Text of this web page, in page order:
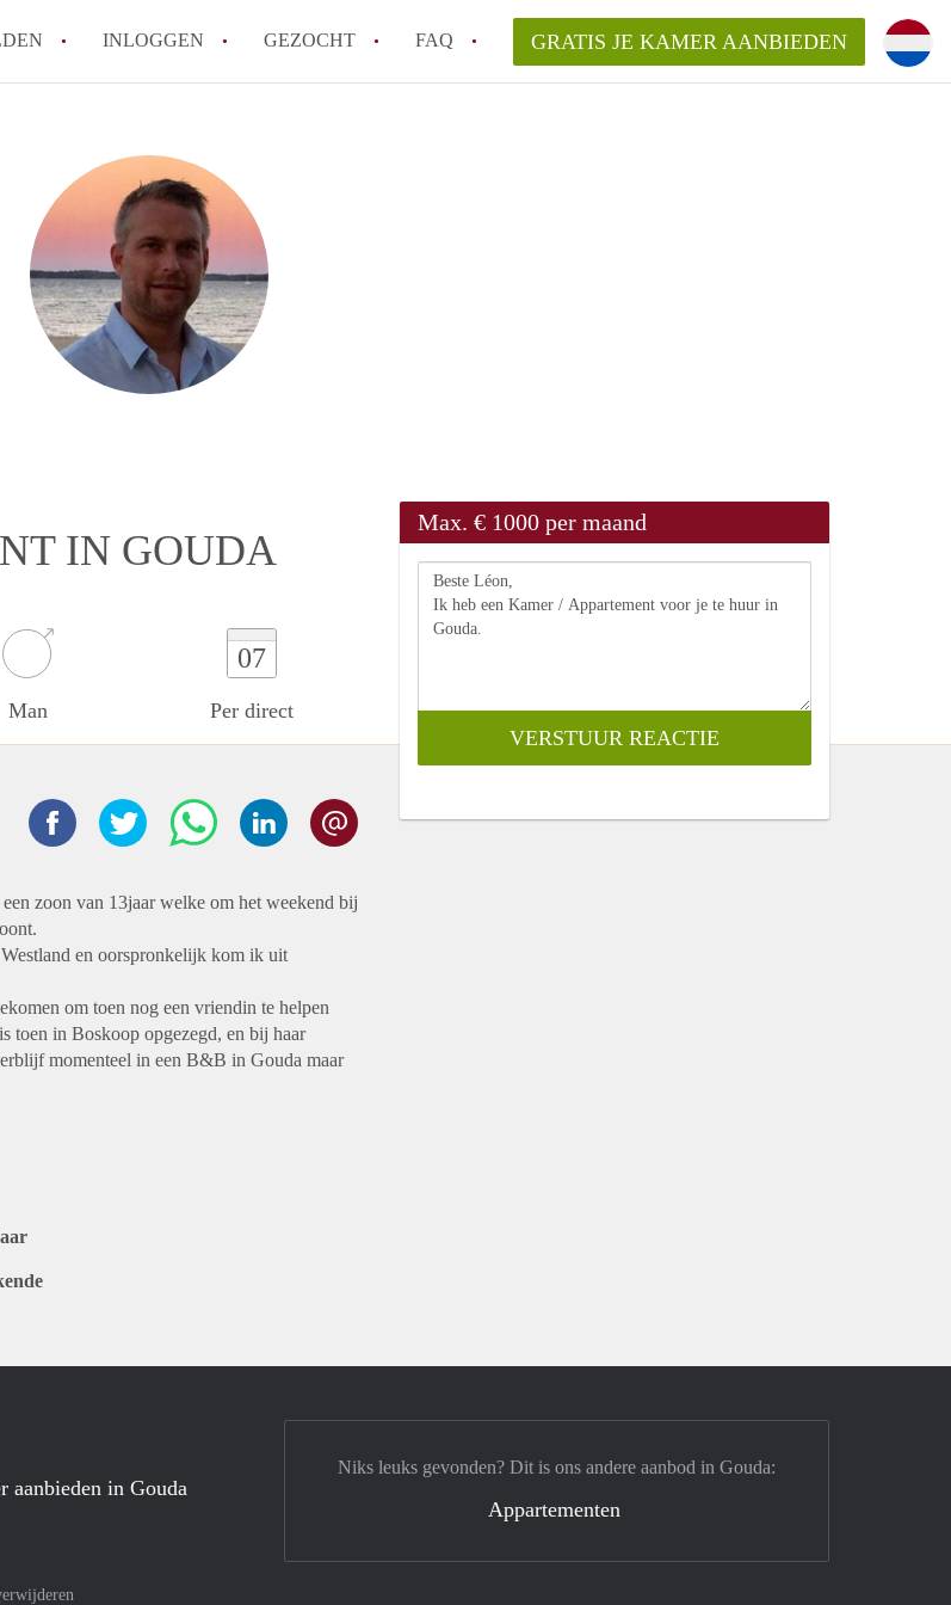
INLOGGEN GEZOCHT FAQ
Wat is KamerGouda?
Wat is de privacyverklaring van KamerGouda?
Berekent KamerGouda makelaarsvergoeding/bemiddelingsvergoeding?
Alle veelgestelde vragen
GRATIS JE KAMER AANBIEDEN
IN GOUDA
Man
07
Per direct
Max. € 1000 per maand
zoon van 13jaar welke om het weekend bij
en oorspronkelijk kom ik uit
om toen nog een vriendin te helpen
toen in Boskoop opgezegd, en bij haar
momenteel in een B&B in Gouda maar
aanbieden in Gouda
Niks leuks gevonden? Dit is ons andere aanbod in Gouda:
Appartementen